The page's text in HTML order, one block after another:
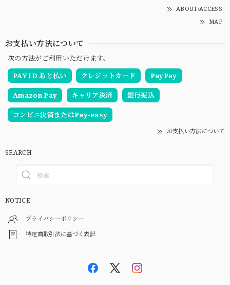
ABOUT/ACCESS
MAP
お支払い方法について
次の方法がご利用いただけます。
PAY ID あと払い
クレジットカード PayPay
Amazon Pay キャリア決済 銀行振込
コンビニ決済またはPay-easy
お支払い方法について
SEARCH
NOTICE
プライバシーポリシー
特定商取引法に基づく表記